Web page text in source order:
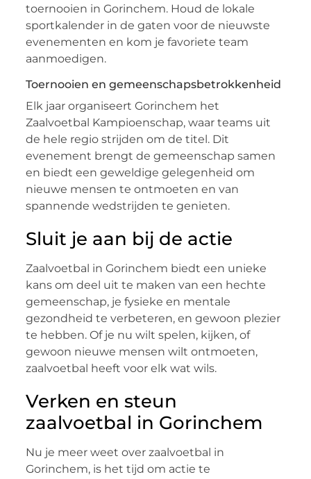
toernooien in Gorinchem. Houd de lokale
sportkalender in de gaten voor de nieuwste
evenementen en kom je favoriete team
aanmoedigen.
Toernooien en gemeenschapsbetrokkenheid
Elk jaar organiseert Gorinchem het
Zaalvoetbal Kampioenschap, waar teams uit
de hele regio strijden om de titel. Dit
evenement brengt de gemeenschap samen
en biedt een geweldige gelegenheid om
nieuwe mensen te ontmoeten en van
spannende wedstrijden te genieten.
Sluit je aan bij de actie
Zaalvoetbal in Gorinchem biedt een unieke
kans om deel uit te maken van een hechte
gemeenschap, je fysieke en mentale
gezondheid te verbeteren, en gewoon plezier
te hebben. Of je nu wilt spelen, kijken, of
gewoon nieuwe mensen wilt ontmoeten,
zaalvoetbal heeft voor elk wat wils.
Verken en steun
zaalvoetbal in Gorinchem
Nu je meer weet over zaalvoetbal in
Gorinchem, is het tijd om actie te